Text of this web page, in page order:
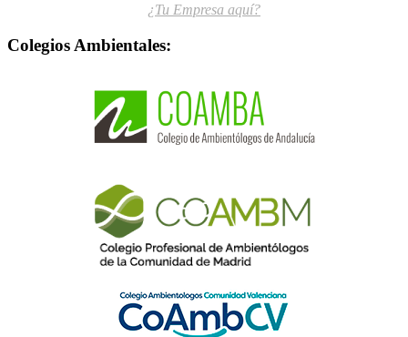
¿Tu Empresa aquí?
Colegios Ambientales: